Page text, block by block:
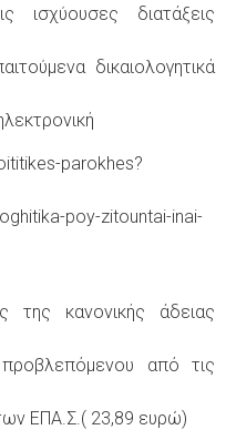
ισχύουσες διατάξεις
δικαιολογητικά
parokhes?
poy-zitountai-inai-
της κανονικής άδειας
από τις
ΕΠΑ.Σ.( 23,89 ευρώ)